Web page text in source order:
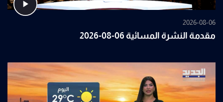
2026-08-06
مقدمة النشرة المسائية 06-08-2026